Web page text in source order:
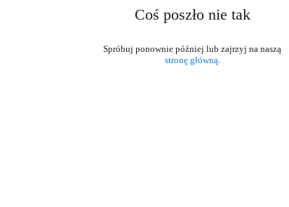
Coś poszło nie tak
stronę główną.